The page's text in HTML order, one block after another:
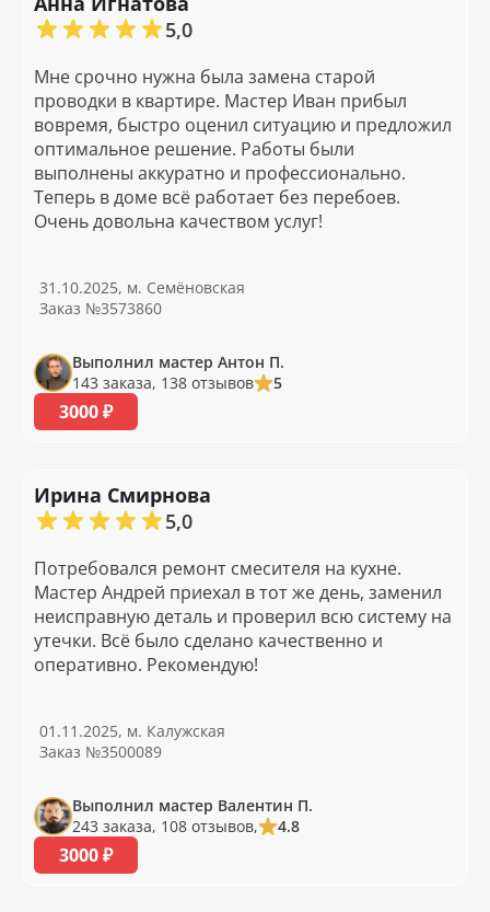
5,0
Мне срочно нужна была замена старой
проводки в квартире. Мастер Иван прибыл
вовремя, быстро оценил ситуацию и предложил
оптимальное решение. Работы были
выполнены аккуратно и профессионально.
Теперь в доме всё работает без перебоев.
Очень довольна качеством услуг!
31.10.2025, м. Семёновская
Заказ №3573860
Выполнил мастер Антон П.
143 заказа, 138 отзывов
5
3000 ₽
Ирина Смирнова
5,0
Потребовался ремонт смесителя на кухне.
Мастер Андрей приехал в тот же день, заменил
неисправную деталь и проверил всю систему на
утечки. Всё было сделано качественно и
оперативно. Рекомендую!
01.11.2025, м. Калужская
Заказ №3500089
Выполнил мастер Валентин П.
243 заказа, 108 отзывов,
4.8
3000 ₽